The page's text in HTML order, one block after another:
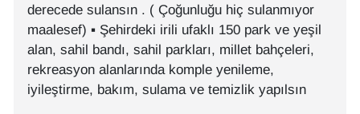
derecede sulansın . ( Çoğunluğu hiç sulanmıyor
maalesef) ▪︎ Şehirdeki irili ufaklı 150 park ve yeşil
alan, sahil bandı, sahil parkları, millet bahçeleri,
rekreasyon alanlarında komple yenileme,
iyileştirme, bakım, sulama ve temizlik yapılsın